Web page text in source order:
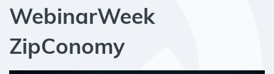
WebinarWeek
ZipConomy